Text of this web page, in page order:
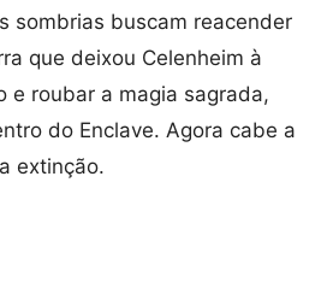
sombrias buscam reacender
que deixou Celenheim à
e roubar a magia sagrada,
do Enclave. Agora cabe a
extinção.